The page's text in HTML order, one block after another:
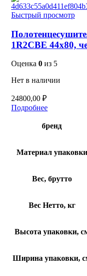
Быстрый просмотр
1R2CBE 44х80,
Оценка 0 из 5
Нет в наличии
24800,00 ₽
Подробнее
бренд
Материал упаковки
Вес, брутто
Вес Нетто, кг
Высота упаковки,
Ширина упаковки,